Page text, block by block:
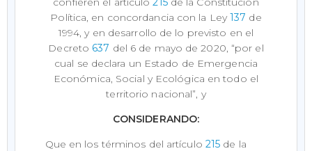
Política, en concordancia con la Ley137 de
1994, y en desarrollo de lo previsto en el
Decreto 637 del 6 de mayo de 2020, “por el
cual se declara un Estado de Emergencia
Económica, Social y Ecológica en todo el
territorio nacional”, y
CONSIDERANDO:
Que en los términos del artículo 215 de la